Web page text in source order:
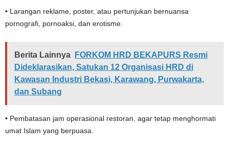
• Larangan reklame, poster, atau pertunjukan bernuansa
pornografi, pornoaksi, dan erotisme.
Berita Lainnya
FORKOM HRD BEKAPURS Resmi
Dideklarasikan, Satukan 12 Organisasi HRD di
Kawasan Industri Bekasi, Karawang, Purwakarta,
dan Subang
• Pembatasan jam operasional restoran, agar tetap menghormati
umat Islam yang berpuasa.